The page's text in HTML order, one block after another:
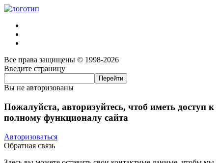
Все права защищены © 1998-2026
Введите страницу
Вы не авторизованы
Пожалуйста, авторизуйтесь, чтоб иметь доступ к
полному функционалу сайта
Авторизоваться
Обратная связь